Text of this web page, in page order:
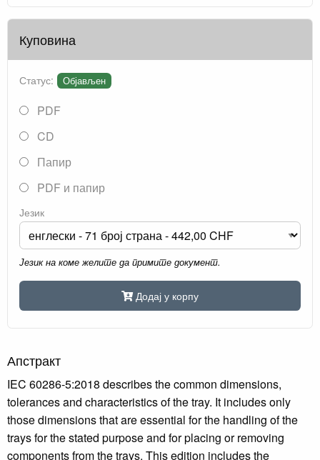
Куповина
Статус: Објављен
PDF
CD
Папир
PDF и папир
Језик
Језик на коме желите да примите документ.
Додај у корпу
Апстракт
IEC 60286-5:2018 describes the common dimensions,
tolerances and characteristics of the tray. It includes only
those dimensions that are essential for the handling of the
trays for the stated purpose and for placing or removing
components from the trays. This edition includes the